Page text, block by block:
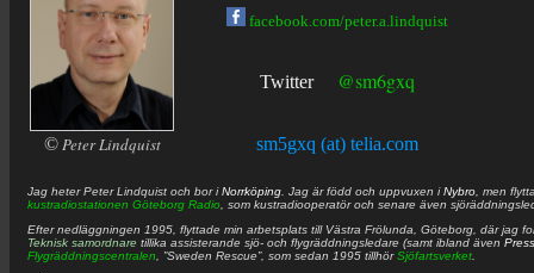
© Peter Lindquist
facebook.com/peter.a.lindquist
Twitter @sm6gxq
sm5gxq (at) telia.com
Jag heterPeter Lindquist och bor iNorrköping . Jag är född och uppvuxen iNybro , men
kustradiostationen Göteborg Radio , som kustradiooperatör och senare även
Efter nedläggningen 1995, flyttade min arbetsplats till Västra Frölunda, Göteborg, där jag
Teknisk samordnare tillika assisterande sjö- och flygräddningsledare (samt ibland även
Flygräddningscentralen , ”Sweden Rescue”, som sedan 1995 tillhörSjöfartsverket